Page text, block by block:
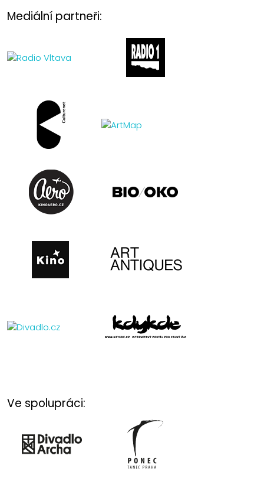
Mediální partneři:
Ve spolupráci: